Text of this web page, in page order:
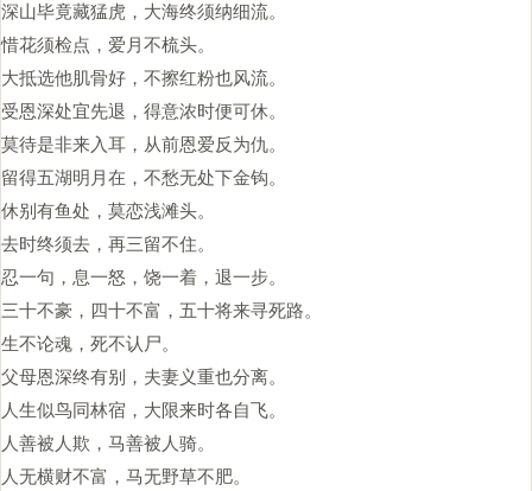
深山毕竟藏猛虎，大海终须纳细流。
惜花须检点，爱月不梳头。
大抵选他肌骨好，不擦红粉也风流。
受恩深处宜先退，得意浓时便可休。
莫待是非来入耳，从前恩爱反为仇。
留得五湖明月在，不愁无处下金钩。
休别有鱼处，莫恋浅滩头。
去时终须去，再三留不住。
忍一句，息一怒，饶一着，退一步。
三十不豪，四十不富，五十将来寻死路。
生不论魂，死不认尸。
父母恩深终有别，夫妻义重也分离。
人生似鸟同林宿，大限来时各自飞。
人善被人欺，马善被人骑。
人无横财不富，马无野草不肥。